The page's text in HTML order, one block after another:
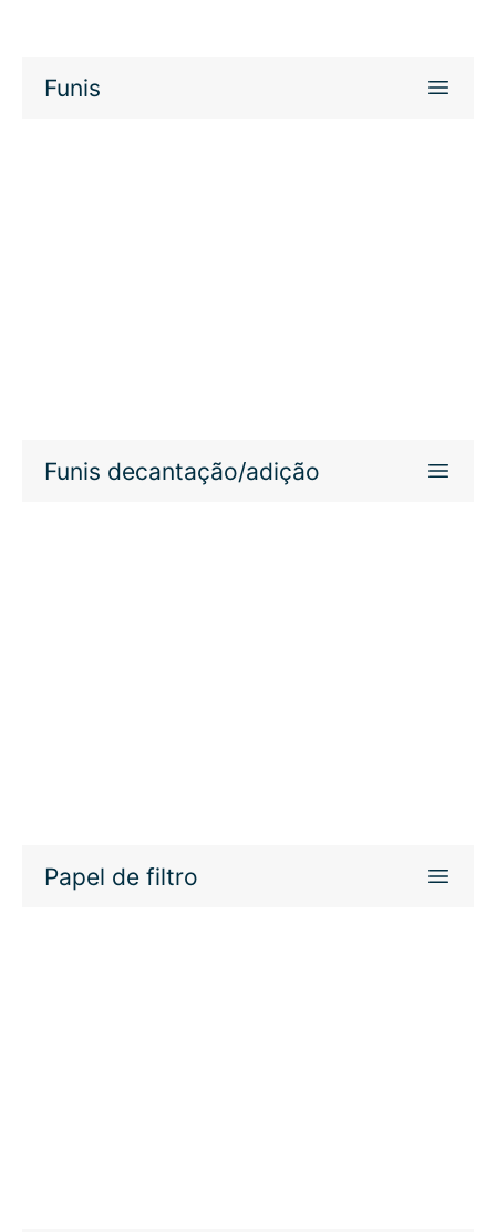
Funis
Funis decantação/adição
Papel de filtro